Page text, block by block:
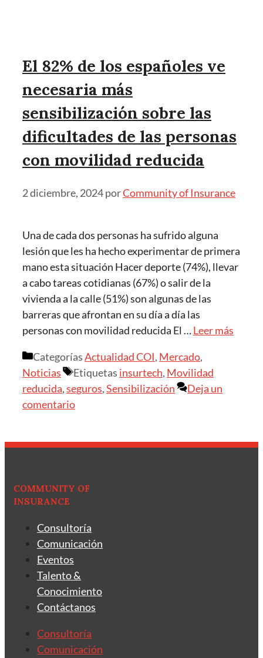
El 82% de los españoles ve
necesaria más
sensibilización sobre las
dificultades de las personas
con movilidad reducida
2 diciembre, 2024porCommunity of Insurance
Una de cada dos personas ha sufrido alguna
lesión que les ha hecho experimentar de primera
mano esta situación Hacer deporte (74%), llevar
a cabo tareas cotidianas (67%) o salir de la
vivienda a la calle (51%) son algunas de las
barreras que afrontan en su día a día las
personas con movilidad reducida El …Leer más
CategoríasActualidad COI, Mercado,
Noticias
Etiquetas insurtech, Movilidad
reducida,seguros,Sensibilización
Deja un
comentario
COMMUNITY OF
INSURANCE
Consultoría
Comunicación
Eventos
Talento &
Conocimiento
Contáctanos
Consultoría
Comunicación